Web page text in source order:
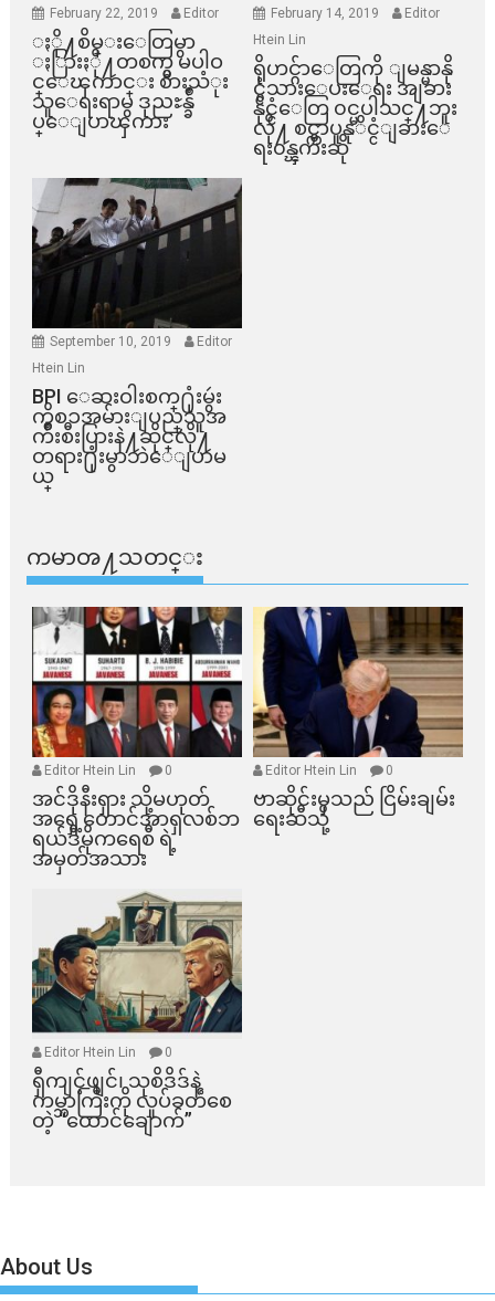
February 22, 2019 Editor
ႏို႔စိမ္းေတြမွာ
ႏြားႏို႔တစက္မွ မပါဝ
င္ေၾကာင္း စားသံုး
သူေရးရာမွ ဒုညႊန္ခ်ဳ
ပ္ေျပာၾကား
February 14, 2019
Editor
Htein Lin
ရိုဟင္ဂ်ာေတြကို ျမန္မာနို
င္ငံသားေပးေရး အျခား
နိုင္ငံေတြ ၀င္မပါသင္႔ဘူး
လို႔ စင္ကာပူနုိင္ငံျခားေ
ရး၀န္ၾကီးဆို
September 10, 2019
Editor
Htein Lin
BPI ​ေဆးဝါးစက္​႐ုံးမွဴး
ကိစၥအမ်ားျပည္​သူအ
က်ိဳးစီးပြားနဲ႔ဆိုင္​လို႔
တရား႐ုံးမွာဘဲေျပာမ
ယ္​
ကမာၻ႔သတင္း
Editor Htein Lin 0
အင်ဒိုနီးရှား သို့မဟုတ်
အရှေ့တောင်အာရှလစ်ဘ
ရယ်ဒီမိုကရေစီ ရဲ့
အမှတ်အသား
Editor Htein Lin 0
ဗာဆိုင်းမှသည် ငြိမ်းချမ်း
ရေးဆီသို့
Editor Htein Lin 0
ရှီကျင့်ဖျင်၊ သုစိဒိဒ်နဲ့
ကမ္ဘာကြီးကို လှုပ်ခတ်စေ
တဲ့ “ထောင်ချောက်”
About Us